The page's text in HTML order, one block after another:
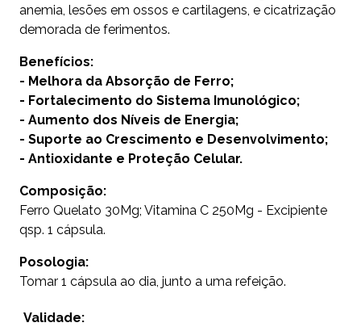
anemia, lesões em ossos e cartilagens, e cicatrização
demorada de ferimentos.
Benefícios:
- Melhora da Absorção de Ferro;
- Fortalecimento do Sistema Imunológico;
- Aumento dos Níveis de Energia;
- Suporte ao Crescimento e Desenvolvimento;
- Antioxidante e Proteção Celular.
Composição:
Ferro Quelato 30Mg; Vitamina C 250Mg - Excipiente
qsp. 1 cápsula.
Posologia:
Tomar 1 cápsula ao dia, junto a uma refeição.
Validade: